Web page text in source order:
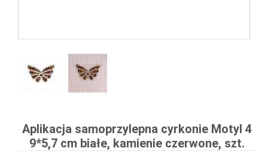
Aplikacja samoprzylepna cyrkonie Motyl 4
9*5,7 cm białe, kamienie czerwone, szt.